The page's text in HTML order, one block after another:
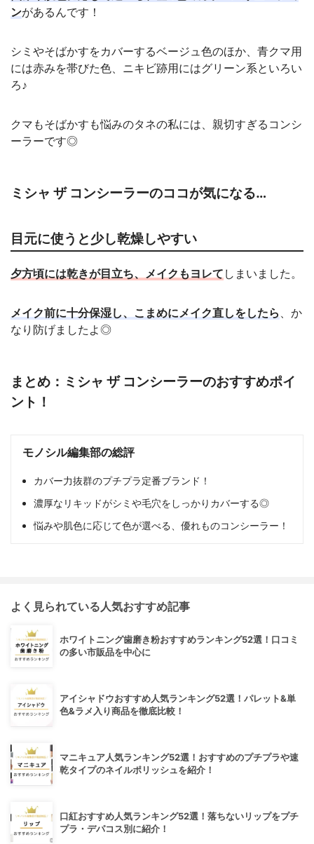
ンがあるんです！
シミやそばかすをカバーするベージュ色のほか、青クマ用
には赤みを帯びた色、ニキビ跡用にはグリーン系といろい
ろ♪
クマもそばかすも悩みのタネの私には、親切すぎるコンシ
ーラーです◎
ミシャ ザ コンシーラーのココが気になる…
目元に使うと少し乾燥しやすい
夕方頃には乾きが目立ち、メイクもヨレて しまいました。
メイク前に十分保湿し、こまめにメイク直しをしたら 、か
なり防げましたよ◎
まとめ：ミシャ ザ コンシーラーのおすすめポイ
ント！
モノシル編集部の総評
カバー力抜群のプチプラ定番ブランド！
濃厚なリキッドがシミや毛穴をしっかりカバーする◎
悩みや肌色に応じて色が選べる、優れものコンシーラー！
よく見られている人気おすすめ記事
ホワイトニング歯磨き粉おすすめランキング52選！口コミ
の多い市販品を中心に
アイシャドウおすすめ人気ランキング52選！パレット&単
色&ラメ入り商品を徹底比較！
マニキュア人気ランキング52選！おすすめのプチプラや速
乾タイプのネイルポリッシュを紹介！
口紅おすすめ人気ランキング52選！落ちないリップをプチ
プラ・デパコス別に紹介！